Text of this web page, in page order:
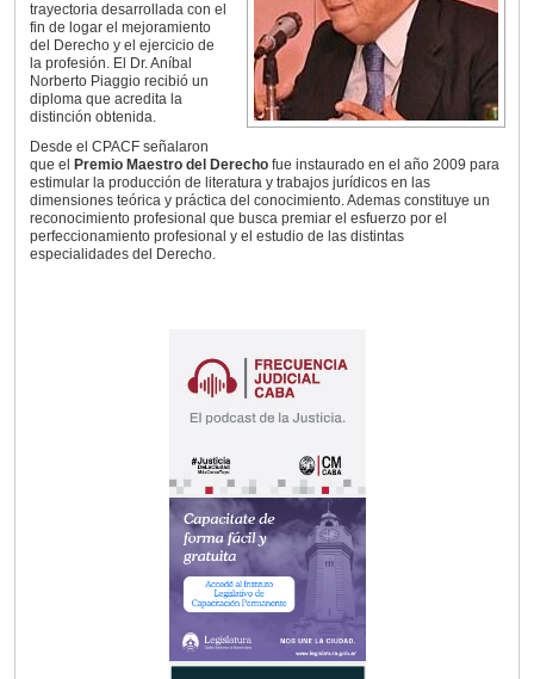
trayectoria desarrollada con el
fin de logar el mejoramiento
del Derecho y el ejercicio de
la profesión. El Dr. Aníbal
Norberto Piaggio recibió un
diploma que acredita la
distinción obtenida.
Desde el CPACF señalaron
que el
Premio Maestro del Derecho fue instaurado en el año 2009 para
estimular la producción de literatura y trabajos jurídicos en las
dimensiones teórica y práctica del conocimiento. Ademas constituye un
reconocimiento profesional que busca premiar el esfuerzo por el
perfeccionamiento profesional y el estudio de las distintas
especialidades del Derecho.